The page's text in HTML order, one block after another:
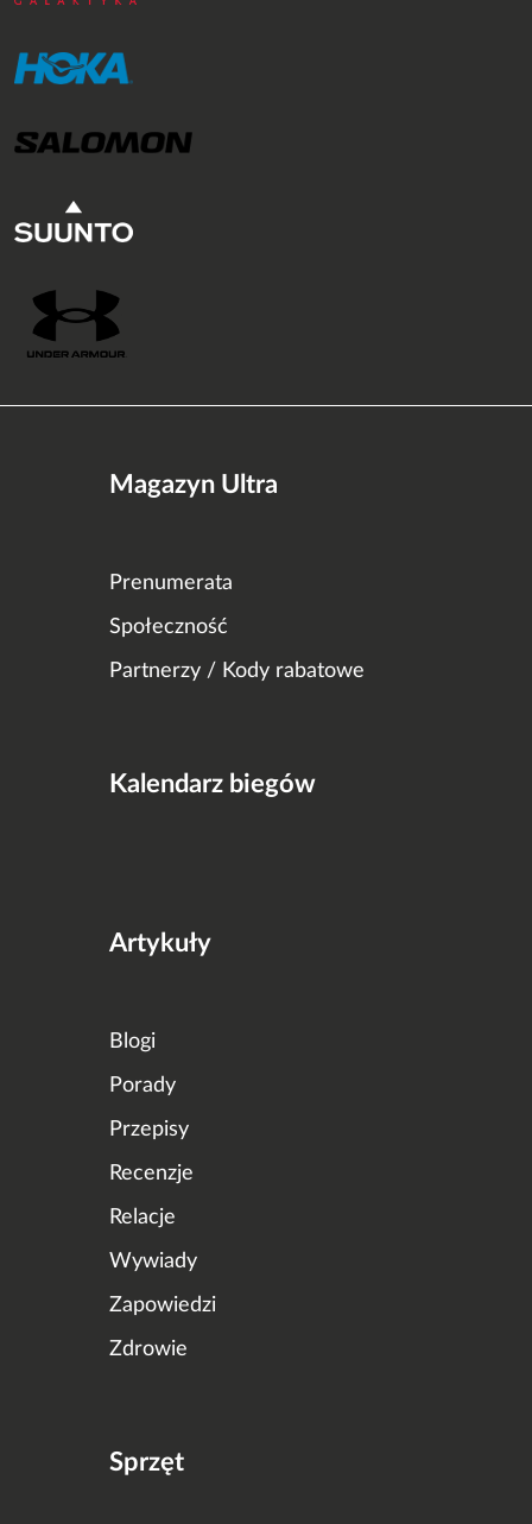
Magazyn Ultra
Prenumerata
Społeczność
Partnerzy / Kody rabatowe
Kalendarz biegów
Artykuły
Blogi
Porady
Przepisy
Recenzje
Relacje
Wywiady
Zapowiedzi
Zdrowie
Sprzęt